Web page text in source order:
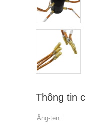
Thông tin
Ăng-ten: